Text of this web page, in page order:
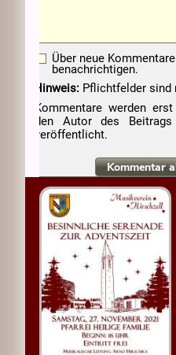
Über neue
benachrichtigen.
Hinweis: Pflichtfelder sind
Kommentare werden
den Autor des
veröffentlicht.
Kommentar